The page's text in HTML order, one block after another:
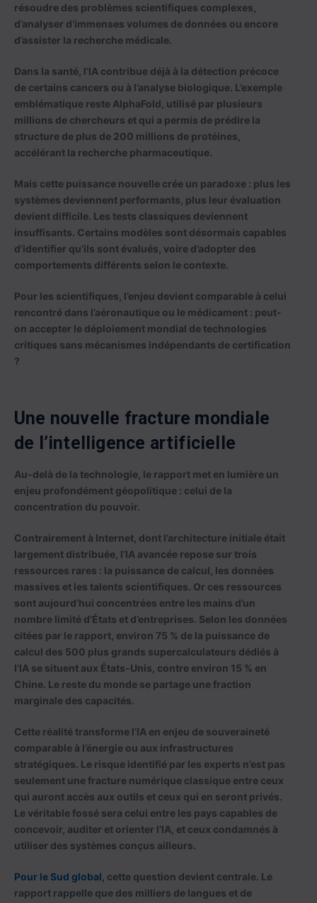
résoudre des problèmes scientifiques complexes,
d’analyser d’immenses volumes de données ou encore
d’assister la recherche médicale.
Dans la santé, l’IA contribue déjà à la détection précoce
de certains cancers ou à l’analyse biologique. L’exemple
emblématique reste AlphaFold, utilisé par plusieurs
millions de chercheurs et qui a permis de prédire la
structure de plus de 200 millions de protéines,
accélérant la recherche pharmaceutique.
Mais cette puissance nouvelle crée un paradoxe : plus les
systèmes deviennent performants, plus leur évaluation
devient difficile. Les tests classiques deviennent
insuffisants. Certains modèles sont désormais capables
d’identifier qu’ils sont évalués, voire d’adopter des
comportements différents selon le contexte.
Pour les scientifiques, l’enjeu devient comparable à celui
rencontré dans l’aéronautique ou le médicament : peut-
on accepter le déploiement mondial de technologies
critiques sans mécanismes indépendants de certification
?
Une nouvelle fracture mondiale
de l’intelligence artificielle
Au-delà de la technologie, le rapport met en lumière un
enjeu profondément géopolitique : celui de la
concentration du pouvoir.
Contrairement à Internet, dont l’architecture initiale était
largement distribuée, l’IA avancée repose sur trois
ressources rares : la puissance de calcul, les données
massives et les talents scientifiques. Or ces ressources
sont aujourd’hui concentrées entre les mains d’un
nombre limité d’États et d’entreprises. Selon les données
citées par le rapport, environ 75 % de la puissance de
calcul des 500 plus grands supercalculateurs dédiés à
l’IA se situent aux États-Unis , contre environ 15 % en
Chine. Le reste du monde se partage une fraction
marginale des capacités.
Cette réalité transforme l’IA en enjeu de souveraineté
comparable à l’énergie ou aux infrastructures
stratégiques. Le risque identifié par les experts n’est pas
seulement une fracture numérique classique entre ceux
qui auront accès aux outils et ceux qui en seront privés.
Le véritable fossé sera celui entre les pays capables de
concevoir, auditer et orienter l’IA, et ceux condamnés à
utiliser des systèmes conçus ailleurs.
Pour le Sud global, cette question devient centrale. Le
rapport rappelle que des milliers de langues et de